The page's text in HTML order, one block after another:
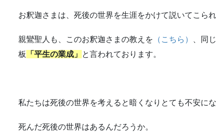
お釈迦さまは、死後の世界を生涯をかけて説いてこら
親鸞聖人も、このお釈迦さまの教えを （こちら）
、同
板
「平生の業成」 と言われております。
私たちは死後の世界を考えると暗くなりとても不安に
死んだ死後の世界はあるんだろうか。